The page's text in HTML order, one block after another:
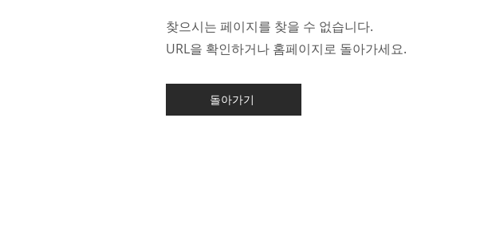
찾으시는 페이지를 찾을 수 없습니다.
URL을 확인하거나 홈페이지로 돌아가세요.
돌아가기